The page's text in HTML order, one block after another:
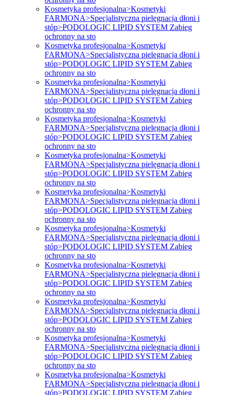
Kosmetyka profesjonalna>Kosmetyki
FARMONA>Specjalistyczna pielęgnacja dłoni i
stóp>PODOLOGIC LIPID SYSTEM Zabieg
ochronny na sto
Kosmetyka profesjonalna>Kosmetyki
FARMONA>Specjalistyczna pielęgnacja dłoni i
stóp>PODOLOGIC LIPID SYSTEM Zabieg
ochronny na sto
Kosmetyka profesjonalna>Kosmetyki
FARMONA>Specjalistyczna pielęgnacja dłoni i
stóp>PODOLOGIC LIPID SYSTEM Zabieg
ochronny na sto
Kosmetyka profesjonalna>Kosmetyki
FARMONA>Specjalistyczna pielęgnacja dłoni i
stóp>PODOLOGIC LIPID SYSTEM Zabieg
ochronny na sto
Kosmetyka profesjonalna>Kosmetyki
FARMONA>Specjalistyczna pielęgnacja dłoni i
stóp>PODOLOGIC LIPID SYSTEM Zabieg
ochronny na sto
Kosmetyka profesjonalna>Kosmetyki
FARMONA>Specjalistyczna pielęgnacja dłoni i
stóp>PODOLOGIC LIPID SYSTEM Zabieg
ochronny na sto
Kosmetyka profesjonalna>Kosmetyki
FARMONA>Specjalistyczna pielęgnacja dłoni i
stóp>PODOLOGIC LIPID SYSTEM Zabieg
ochronny na sto
Kosmetyka profesjonalna>Kosmetyki
FARMONA>Specjalistyczna pielęgnacja dłoni i
stóp>PODOLOGIC LIPID SYSTEM Zabieg
ochronny na sto
Kosmetyka profesjonalna>Kosmetyki
FARMONA>Specjalistyczna pielęgnacja dłoni i
stóp>PODOLOGIC LIPID SYSTEM Zabieg
ochronny na sto
Kosmetyka profesjonalna>Kosmetyki
FARMONA>Specjalistyczna pielęgnacja dłoni i
stóp>PODOLOGIC LIPID SYSTEM Zabieg
ochronny na sto
Kosmetyka profesjonalna>Kosmetyki
FARMONA>Specjalistyczna pielęgnacja dłoni i
stóp>PODOLOGIC LIPID SYSTEM Zabieg